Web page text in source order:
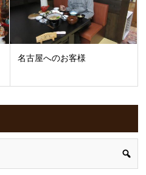
名古屋へのお客様